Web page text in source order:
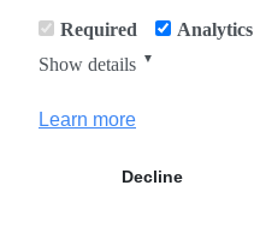
Required Analytics
Show details
▼
Learn more
Decline